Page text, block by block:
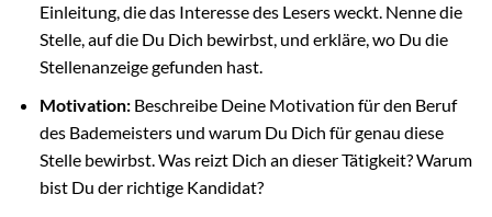
Einleitung, die das Interesse des Lesers weckt. Nenne die
Stelle, auf die Du Dich bewirbst, und erkläre, wo Du die
Stellenanzeige gefunden hast.
Motivation:Beschreibe Deine Motivation für den Beruf
des Bademeisters und warum Du Dich für genau diese
Stelle bewirbst. Was reizt Dich an dieser Tätigkeit? Warum
bist Du der richtige Kandidat?